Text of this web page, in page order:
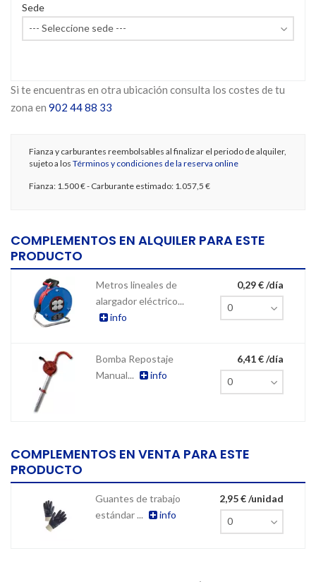
Sede
Si te encuentras en otra ubicación consulta los costes de tu
zona en 902 44 88 33
Fianza y carburantes reembolsables al finalizar el periodo de alquiler,
sujeto a los Términos y condiciones de la reserva online
Fianza: 1.500 €- Carburante estimado: 1.057,5 €
COMPLEMENTOS EN ALQUILER PARA ESTE
PRODUCTO
Metros lineales de
alargador eléctrico...
info
0,29 € /día
Bomba Repostaje
Manual...
info
6,41 € /día
COMPLEMENTOS EN VENTA PARA ESTE
PRODUCTO
Guantes de trabajo
estándar ...
info
2,95 € /unidad